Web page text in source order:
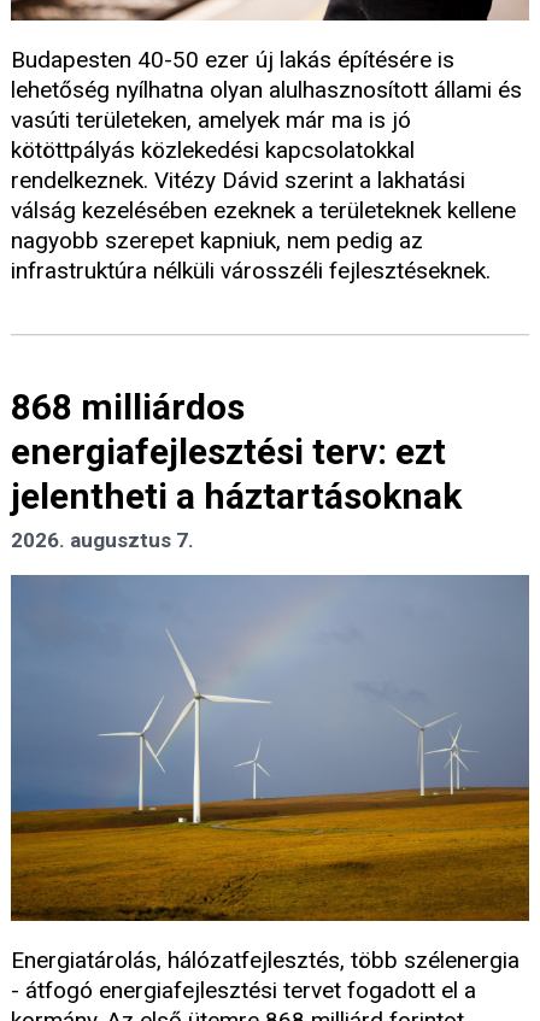
Budapesten 40-50 ezer új lakás építésére is
lehetőség nyílhatna olyan alulhasznosított állami és
vasúti területeken, amelyek már ma is jó
kötöttpályás közlekedési kapcsolatokkal
rendelkeznek. Vitézy Dávid szerint a lakhatási
válság kezelésében ezeknek a területeknek kellene
nagyobb szerepet kapniuk, nem pedig az
infrastruktúra nélküli városszéli fejlesztéseknek.
868 milliárdos
energiafejlesztési terv: ezt
jelentheti a háztartásoknak
2026. augusztus 7.
Energiatárolás, hálózatfejlesztés, több szélenergia
- átfogó energiafejlesztési tervet fogadott el a